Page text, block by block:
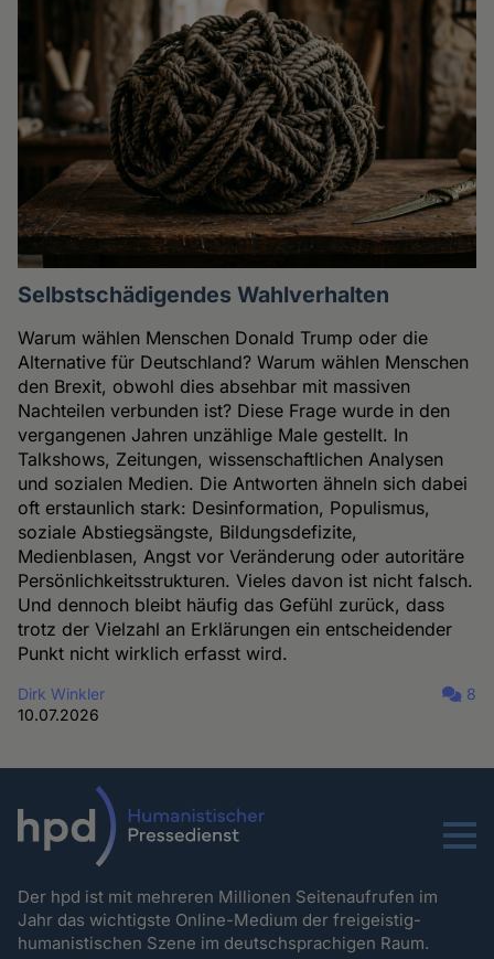
Selbstschädigendes Wahlverhalten
Warum wählen Menschen Donald Trump oder die
Alternative für Deutschland? Warum wählen Menschen
den Brexit, obwohl dies absehbar mit massiven
Nachteilen verbunden ist? Diese Frage wurde in den
vergangenen Jahren unzählige Male gestellt. In
Talkshows, Zeitungen, wissenschaftlichen Analysen
und sozialen Medien. Die Antworten ähneln sich dabei
oft erstaunlich stark: Desinformation, Populismus,
soziale Abstiegsängste, Bildungsdefizite,
Medienblasen, Angst vor Veränderung oder autoritäre
Persönlichkeitsstrukturen. Vieles davon ist nicht falsch.
Und dennoch bleibt häufig das Gefühl zurück, dass
trotz der Vielzahl an Erklärungen ein entscheidender
Punkt nicht wirklich erfasst wird.
Dirk Winkler
10.07.2026
8
Menu
Der hpd ist mit mehreren Millionen Seitenaufrufen im
Jahr das wichtigste Online-Medium der freigeistig-
humanistischen Szene im deutschsprachigen Raum.